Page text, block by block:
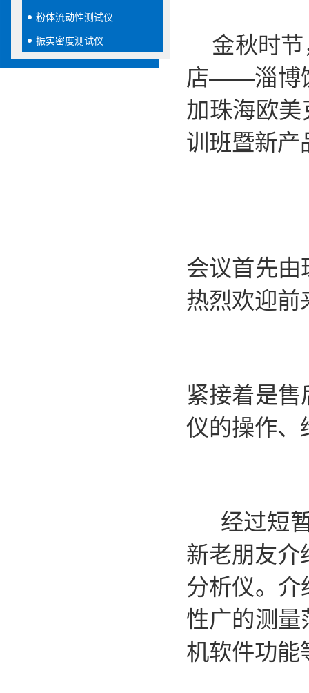
粉体流动性测试仪
振实密度测试仪
金秋时节
店——淄博
加珠海欧
训班暨新产
会议首先由
热烈欢迎前
紧接着是
仪的操作、
经过短暂
新老朋友介
分析仪。介
性广的测量
机软件功能